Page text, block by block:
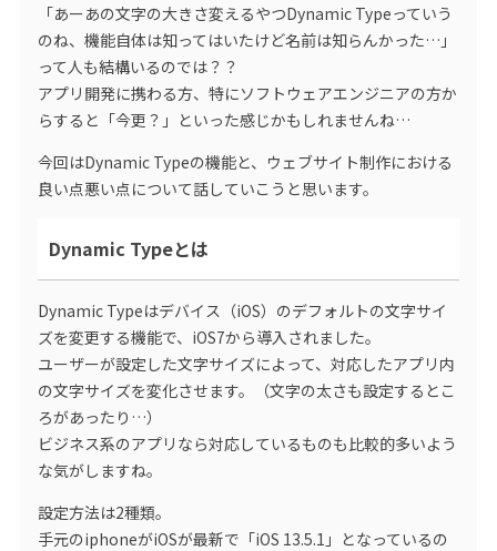
「あーあの文字の大きさ変えるやつDynamic Typeっていう
のね、機能自体は知ってはいたけど名前は知らんかった…」
って人も結構いるのでは？？
アプリ開発に携わる方、特にソフトウェアエンジニアの方か
らすると「今更？」といった感じかもしれませんね…
今回はDynamic Typeの機能と、ウェブサイト制作における
良い点悪い点について話していこうと思います。
Dynamic Typeとは
Dynamic Typeはデバイス（iOS）のデフォルトの文字サイ
ズを変更する機能で、iOS7から導入されました。
ユーザーが設定した文字サイズによって、対応したアプリ内
の文字サイズを変化させます。（文字の太さも設定するとこ
ろがあったり…）
ビジネス系のアプリなら対応しているものも比較的多いよう
な気がしますね。
設定方法は2種類。
手元のiphoneがiOSが最新で「iOS 13.5.1」となっているの